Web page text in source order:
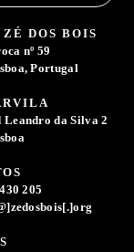
DOS BOIS
nº 59
Portugal
Leandro da Silva 2
205